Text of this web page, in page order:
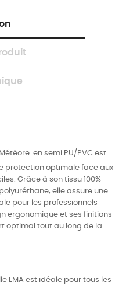
en semi PU/PVC est
protection optimale face aux
Grâce à son tissu 100%
elle assure une
pour les professionnels
ergonomique et ses finitions
optimal tout au long de la
LMA est idéale pour tous les